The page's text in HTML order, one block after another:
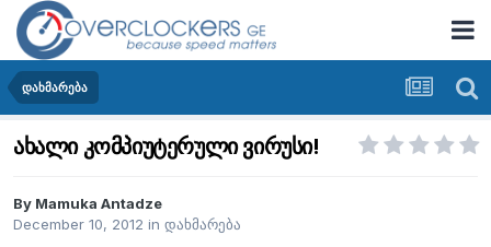
დახმარება
ახალი კომპიუტერული ვირუსი!
By Mamuka Antadze
December 10, 2012 in დახმარება